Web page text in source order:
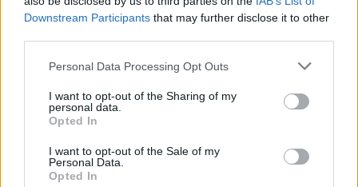
Downstream Participants that may further disclose it to other
Personal Data Processing Opt Outs
I want to opt-out of the Sharing of my
personal data.
Opted In
I want to opt-out of the Sale of my
Personal Data.
Opted In
Žinios | Lietuvos diena
Žinios | Orai
00:15:54
V. Zalužno pasisakymą laiko bandymu įsitvirtinti
Ukrainos politikoje: jis yra neteisus